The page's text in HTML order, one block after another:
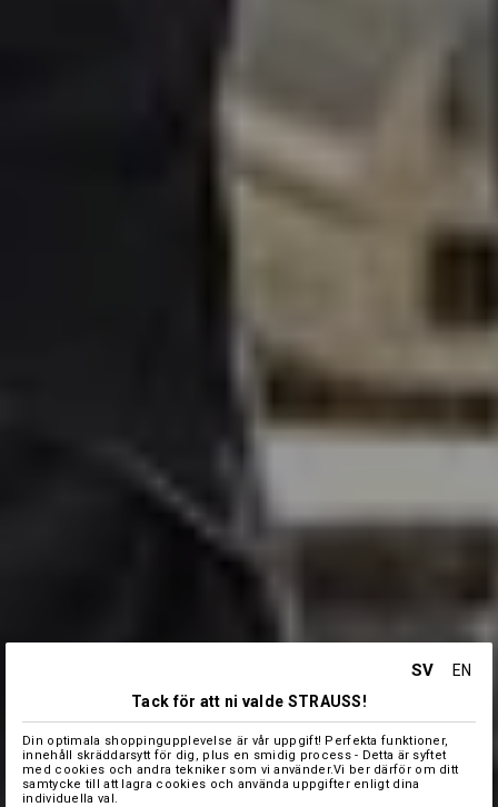
SV
EN
Tack för att ni valde STRAUSS!
Din optimala shoppingupplevelse är vår uppgift! Perfekta funktioner,
innehåll skräddarsytt för dig, plus en smidig process - Detta är syftet
med cookies och andra tekniker som vi använder.Vi ber därför om ditt
samtycke till att lagra cookies och använda uppgifter enligt dina
individuella val.